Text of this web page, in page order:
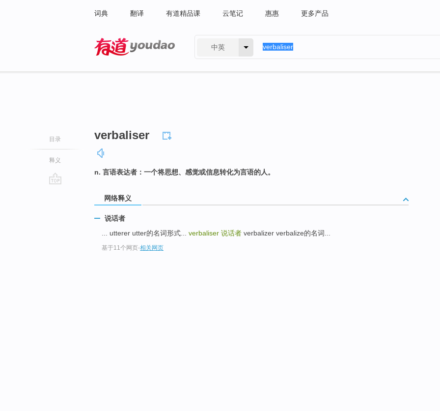
词典 翻译 有道精品课 云笔记 惠惠 更多产品
中英
目录
释义
verbaliser
n. 言语表达者：一个将思想、感觉或信息转化为言语的人。
网络释义
说话者
... utterer utter的名词形式... verbaliser 说话者 verbalizer verbalize的名词...
基于11个网页-相关网页